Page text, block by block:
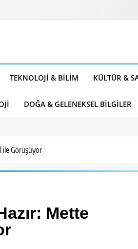
TEKNOLOJI & BILIM KÜLTÜR &
DOĞA & GELENEKSEL BILGILER
ile Görüşüyor
Mette